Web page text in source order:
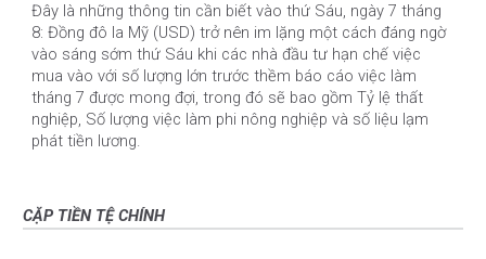
Đây là những thông tin cần biết vào thứ Sáu, ngày 7 tháng
8: Đồng đô la Mỹ (USD) trở nên im lặng một cách đáng ngờ
vào sáng sớm thứ Sáu khi các nhà đầu tư hạn chế việc
mua vào với số lượng lớn trước thềm báo cáo việc làm
tháng 7 được mong đợi, trong đó sẽ bao gồm Tỷ lệ thất
nghiệp, Số lượng việc làm phi nông nghiệp và số liệu lạm
phát tiền lương.
CẶP TIỀN TỆ CHÍNH